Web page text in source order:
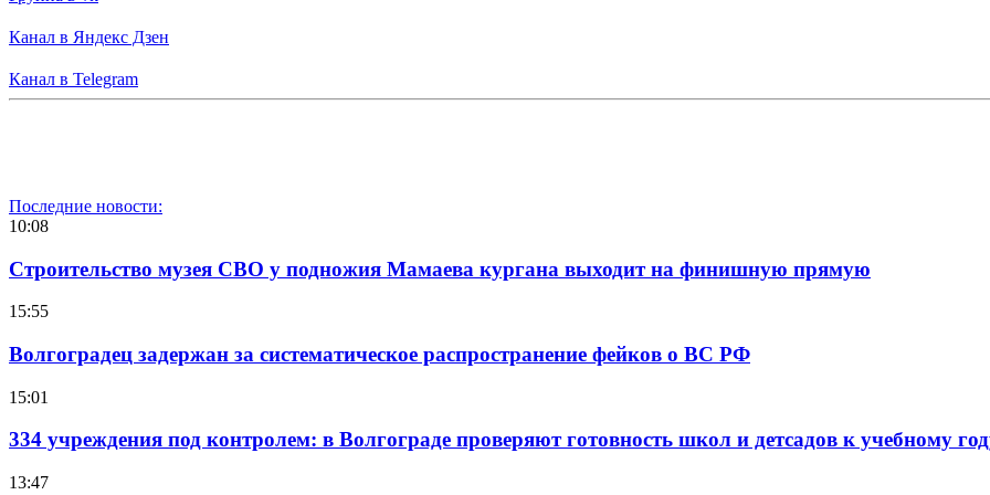
Канал в Яндекс Дзен
Канал в Telegram
Последние новости:
10:08
Строительство музея СВО у подножия Мамаева кургана выходит на финишную прямую
15:55
Волгоградец задержан за систематическое распространение фейков о ВС РФ
15:01
334 учреждения под контролем: в Волгограде проверяют готовность школ и детсадов к учебному
13:47